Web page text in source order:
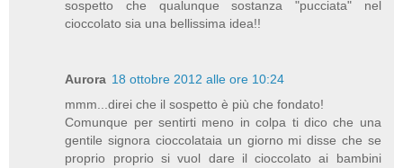
sospetto che qualunque sostanza "pucciata" nel
cioccolato sia una bellissima idea!!
Aurora 18 ottobre 2012 alle ore 10:24
mmm...direi che il sospetto è più che fondato!
Comunque per sentirti meno in colpa ti dico che una
gentile signora cioccolataia un giorno mi disse che se
proprio proprio si vuol dare il cioccolato ai bambini